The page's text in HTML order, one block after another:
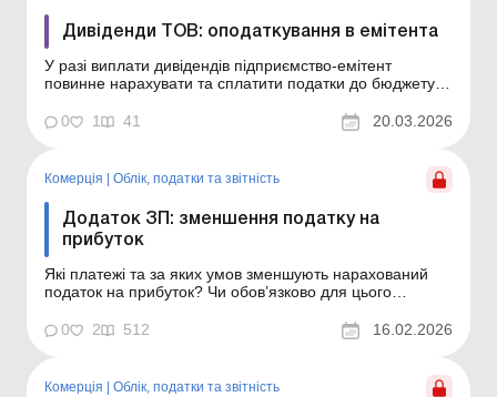
Дивіденди ТОВ: оподаткування в емітента
У разі виплати дивідендів підприємство-емітент
повинне нарахувати та сплатити податки до бюджету.
учасникам виплачуються дивіденди – юридичним або
фізичним особам, резидентам або нерезидентам.
Баланс...
0 1 41 20.03.2026
Комерція Облік, податки та звiтнiсть
Додаток ЗП: зменшення податку на
прибуток
Які платежі та за яких умов зменшують нарахований
податок на прибуток? Чи обов’язково для цього
статті. Декларація з податку на прибуток: загальні
0 2 512 16.02.2026
Комерція Облік, податки та звiтнiсть